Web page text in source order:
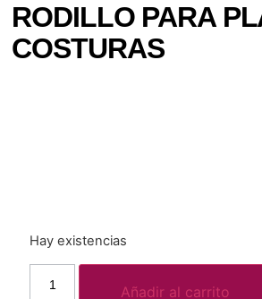
RODILLO PARA
COSTURAS
Hay existencias
Añadir al carrito